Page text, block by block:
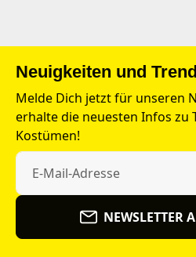
Neuigkeiten und
Melde Dich jetzt für unseren
erhalte die neuesten Infos zu
Kostümen!
NEWSLETTER